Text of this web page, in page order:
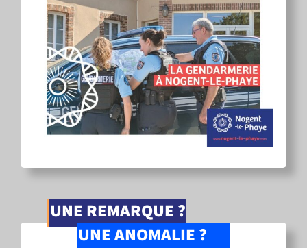
UNE REMARQUE ?
UNE ANOMALIE ?